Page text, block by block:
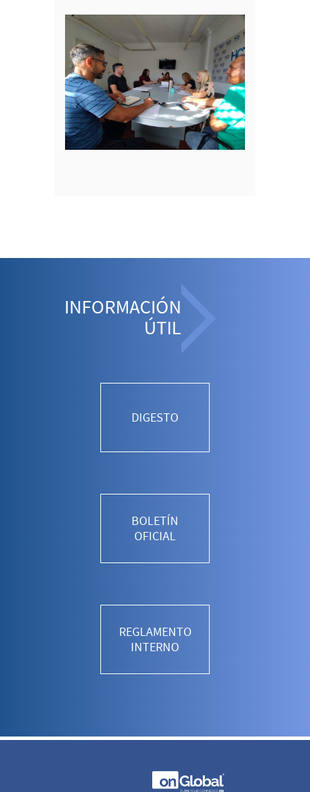
INFORMACIÓN
ÚTIL
DIGESTO
BOLETÍN
OFICIAL
REGLAMENTO
INTERNO